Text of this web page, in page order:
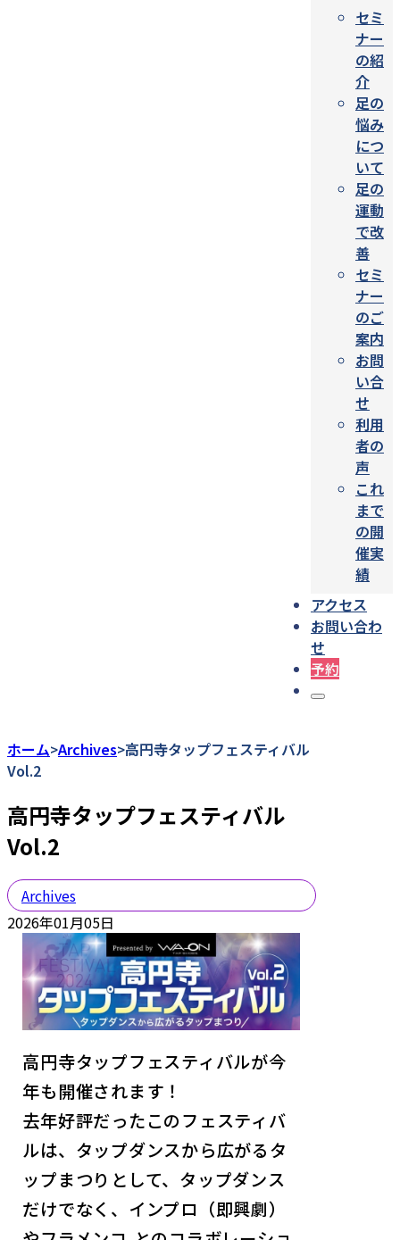
セミ
ナー
の紹
介
足の
悩み
につ
いて
足の
運動
で改
善
セミ
ナー
のご
案内
お問
い合
せ
利用
者の
声
これ
まで
の開
催実
績
アクセス
お問い合わ
せ
予約
ホーム>Archives>高円寺タップフェスティバル
Vol.2
高円寺タップフェスティバル
Vol.2
Archives
2026年01月05日
高円寺タップフェスティバルが今
年も開催されます！
去年好評だったこのフェスティバ
ルは、タップダンスから広がるタ
ップまつりとして、タップダンス
だけでなく、インプロ（即興劇）